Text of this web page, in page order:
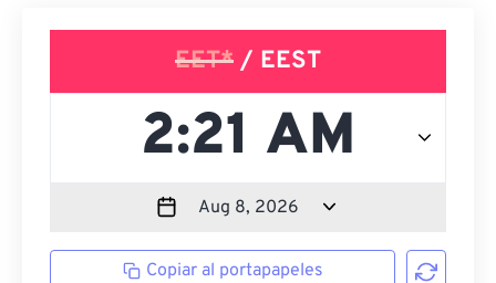
EET* / EEST
Copiar al portapapeles